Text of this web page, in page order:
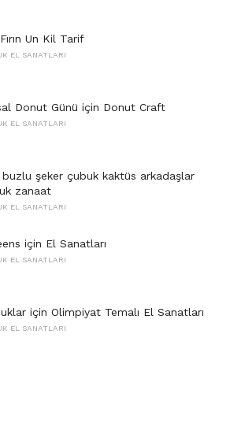
Un Kil Tarif
EL SANATLARI
Donut Günü için Donut Craft
EL SANATLARI
buzlu şeker çubuk kaktüs arkadaşlar
zanaat
EL SANATLARI
için El Sanatları
EL SANATLARI
için Olimpiyat Temalı El Sanatları
EL SANATLARI